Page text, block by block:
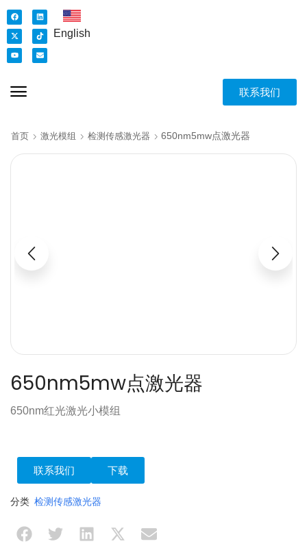
English
联系我们
首页 激光模组 检测传感激光器 650nm5mw点激光器
650nm5mw点激光器
650nm红光激光小模组
联系我们 下载
分类 检测传感激光器